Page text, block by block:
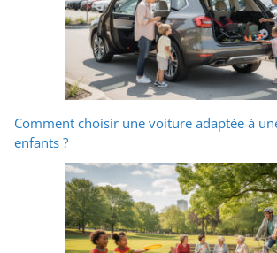
Comment choisir une voiture adaptée à
enfants ?